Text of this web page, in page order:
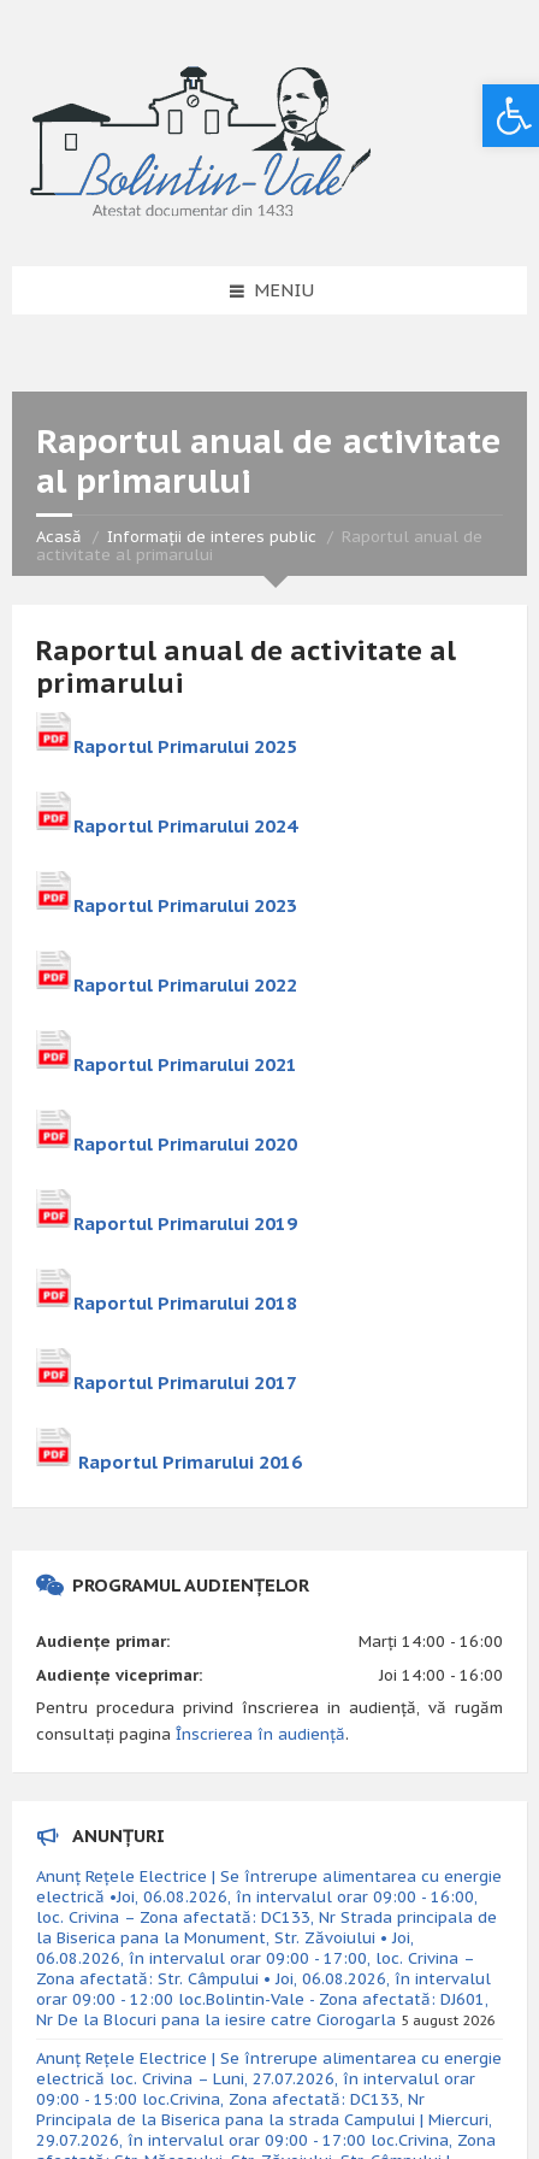
MENIU
Raportul anual de activitate
al primarului
Acasă Informații de interes public
Raportul anual de
activitate al primarului
Raportul anual de activitate al
primarului
Raportul Primarului 2025
Raportul Primarului 2024
Raportul Primarului 2023
Raportul Primarului 2022
Raportul Primarului 2021
Raportul Primarului 2020
Raportul Primarului 2019
Raportul Primarului 2018
Raportul Primarului 2017
Raportul Primarului 2016
PROGRAMUL AUDIENȚELOR
Audiențe primar:
Marți 14:00 - 16:00
Audiențe viceprimar:
Joi 14:00 - 16:00
Pentru procedura privind înscrierea in audiență, vă rugăm
consultați pagina Înscrierea în audiență.
ANUNȚURI
Anunț Rețele Electrice | Se întrerupe alimentarea cu energie
electrică •Joi, 06.08.2026, în intervalul orar 09:00 - 16:00,
loc. Crivina – Zona afectată: DC133, Nr Strada principala de
la Biserica pana la Monument, Str. Zăvoiului • Joi,
06.08.2026, în intervalul orar 09:00 - 17:00, loc. Crivina –
Zona afectată: Str. Câmpului • Joi, 06.08.2026, în intervalul
orar 09:00 - 12:00 loc.Bolintin-Vale - Zona afectată: DJ601,
Nr De la Blocuri pana la iesire catre Ciorogarla 5 august 2026
Anunț Rețele Electrice | Se întrerupe alimentarea cu energie
electrică loc. Crivina – Luni, 27.07.2026, în intervalul orar
09:00 - 15:00 loc.Crivina, Zona afectată: DC133, Nr
Principala de la Biserica pana la strada Campului | Miercuri,
29.07.2026, în intervalul orar 09:00 - 17:00 loc.Crivina, Zona
Deschide bara de unelte